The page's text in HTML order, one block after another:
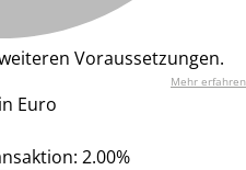
Voraussetzungen.
Mehr erfahren
Euro
2.00%